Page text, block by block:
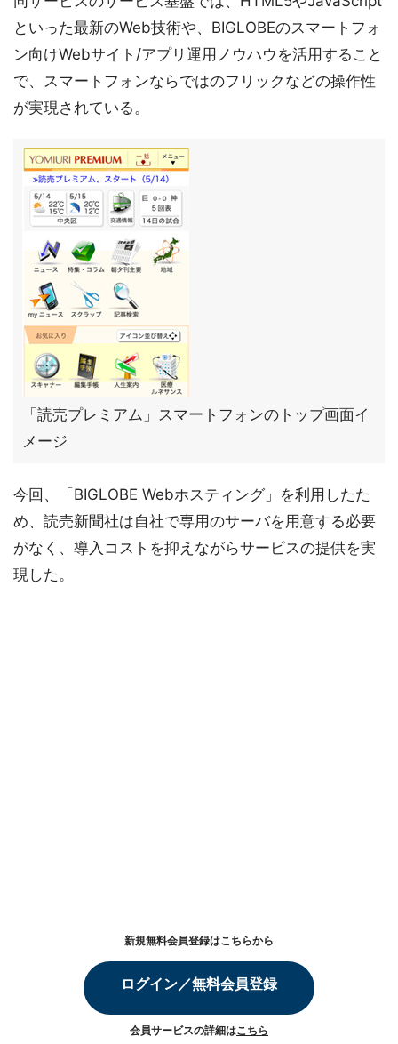
といった最新のWeb技術や、BIGLOBEのスマートフォ
ン向けWebサイト/アプリ運用ノウハウを活用すること
で、スマートフォンならではのフリックなどの操作性
が実現されている。
「読売プレミアム」スマートフォンのトップ画面イ
メージ
今回、「BIGLOBE Webホスティング」を利用したた
め、読売新聞社は自社で専用のサーバを用意する必要
がなく、導入コストを抑えながらサービスの提供を実
現した。
新規無料会員登録はこちらから
ログイン／無料会員登録
会員サービスの詳細はこちら